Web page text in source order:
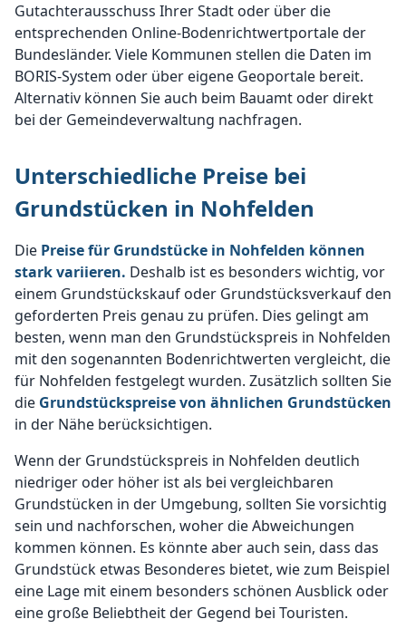
Gutachterausschuss Ihrer Stadt oder über die
entsprechenden Online-Bodenrichtwertportale der
Bundesländer. Viele Kommunen stellen die Daten im
BORIS-System oder über eigene Geoportale bereit.
Alternativ können Sie auch beim Bauamt oder direkt
bei der Gemeindeverwaltung nachfragen.
Unterschiedliche Preise bei
Grundstücken in Nohfelden
Die Preise für Grundstücke in Nohfelden können
stark variieren. Deshalb ist es besonders wichtig, vor
einem Grundstückskauf oder Grundstücksverkauf den
geforderten Preis genau zu prüfen. Dies gelingt am
besten, wenn man den Grundstückspreis in Nohfelden
mit den sogenannten Bodenrichtwerten vergleicht, die
für Nohfelden festgelegt wurden. Zusätzlich sollten Sie
die Grundstückspreise von ähnlichen Grundstücken
in der Nähe berücksichtigen.
Wenn der Grundstückspreis in Nohfelden deutlich
niedriger oder höher ist als bei vergleichbaren
Grundstücken in der Umgebung, sollten Sie vorsichtig
sein und nachforschen, woher die Abweichungen
kommen können. Es könnte aber auch sein, dass das
Grundstück etwas Besonderes bietet, wie zum Beispiel
eine Lage mit einem besonders schönen Ausblick oder
eine große Beliebtheit der Gegend bei Touristen.